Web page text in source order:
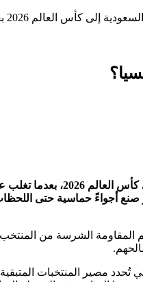
كيف
انتصارًا مثيرًا في بداية مشواره بالمرحلة الرابعة من التصفيات الآسيوية المؤهلة إلى كأس
غفير صنع أجواءً حماسية حتى
المقاومة الشرسة من المنتخب
تُحدد مصير المنتخبات